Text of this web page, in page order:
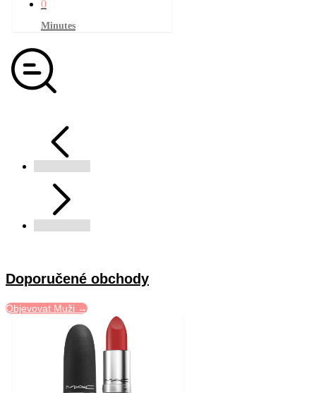
0
Minutes
Doporučené obchody
Objevovat Muži →